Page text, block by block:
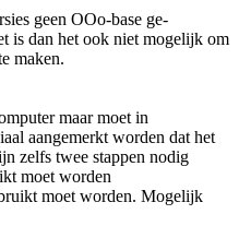
geen OOo-base ge-
is dan het ook niet mogelijk om
maken.
maar moet in
aangemerkt worden dat het
zelfs twee stappen nodig
moet worden
moet worden. Mogelijk